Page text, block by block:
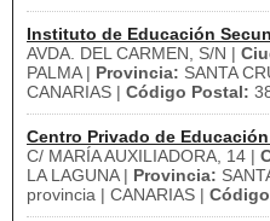
Instituto de Educación
AVDA. DEL CARMEN, S/N |
PALMA | Provincia: SANTA
CANARIAS | Código Postal:
Centro Privado de
C/ MARÍA AUXILIADORA, 14 |
LA LAGUNA | Provincia:
provincia | CANARIAS |